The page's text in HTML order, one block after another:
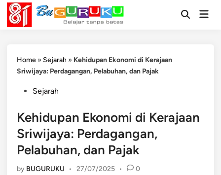
Skip
content
OpenMain
Home » Sejarah » Kehidupan Ekonomi di Kerajaan
Sriwijaya: Perdagangan, Pelabuhan, dan Pajak
PostedSejarah
Kehidupan Ekonomi di Kerajaan
Sriwijaya: Perdagangan,
Pelabuhan, dan Pajak
by BUGURUKU • 27/07/2025 • 0